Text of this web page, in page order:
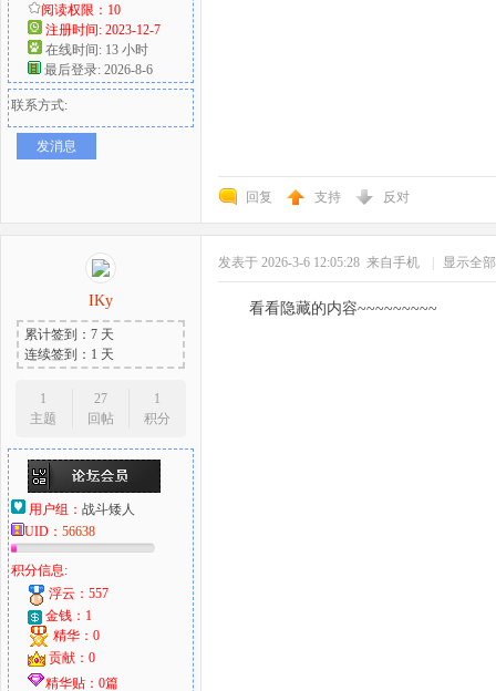
阅读权限：10
注册时间: 2023-12-7
在线时间: 13 小时
最后登录: 2026-8-6
联系方式:
发消息
回复 支持 反对
IKy
累计签到：7 天
连续签到：1 天
1
主题
27
回帖
1
积分
用户组： 战斗矮人
UID： 56638
积分信息:
浮云：557
金钱：1
精华：0
贡献：0
精华贴：0篇
发表于 2026-3-6 12:05:28 来自手机 显示全
看看隐藏的内容~~~~~~~~~